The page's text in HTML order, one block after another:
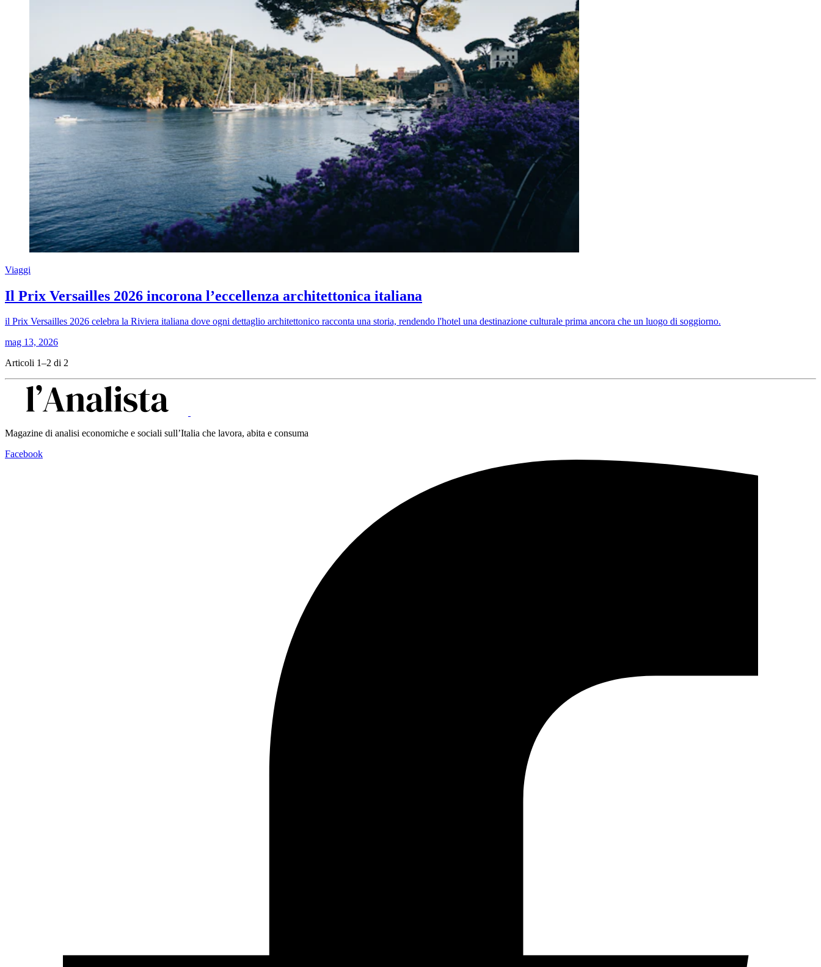
Viaggi
Il Prix Versailles 2026 incorona l’eccellenza architettonica italiana
il Prix Versailles 2026 celebra la Riviera italiana dove ogni dettaglio architettonico racconta una storia, rendendo l'hotel una destinazione culturale prima ancora che un luogo di soggiorno.
mag 13, 2026
Articoli 1–2 di 2
Magazine di analisi economiche e sociali sull’Italia che lavora, abita e consuma
Facebook